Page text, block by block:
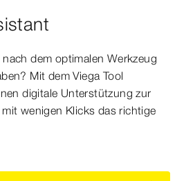
dem optimalen Werkzeug
Mit dem Viega Tool
digitale Unterstützung zur
wenigen Klicks das richtige